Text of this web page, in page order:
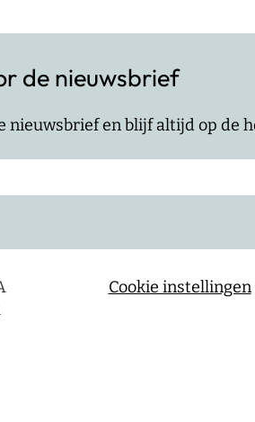
de nieuwsbrief
nieuwsbrief en blijf altijd op de
Cookie instellingen